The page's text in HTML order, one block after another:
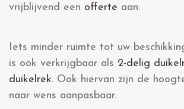
vrijblijvend een offerte aan.
Iets minder ruimte tot uw
is ook verkrijgbaar als 2-delig
duikelrek. Ook hiervan zijn de
naar wens aanpasbaar.